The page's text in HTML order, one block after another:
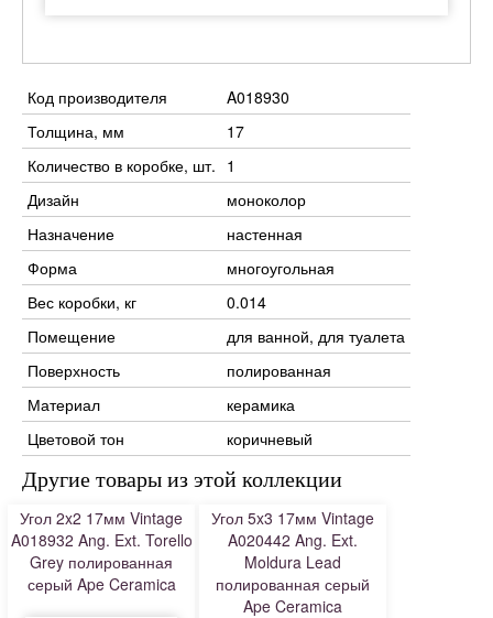
Код производителя
A018930
Толщина, мм
17
Количество в коробке, шт. 1
Дизайн
моноколор
Назначение
настенная
Форма
многоугольная
Вес коробки, кг
0.014
Помещение
для ванной, для туалета
Поверхность
полированная
Материал
керамика
Цветовой тон
коричневый
Другие товары из этой коллекции
Угол 2x2 17мм Vintage
A018932 Ang. Ext. Torello
Grey полированная
серый Ape Ceramica
Угол 5x3 17мм Vintage
A020442 Ang. Ext.
Moldura Lead
полированная серый
Ape Ceramica